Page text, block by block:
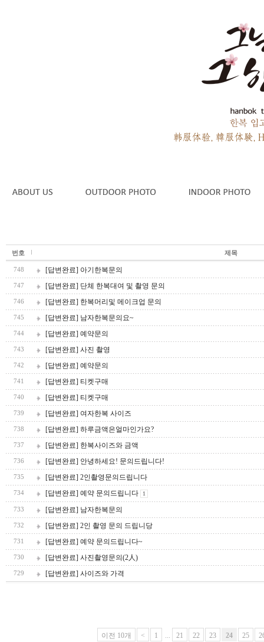
번호 제목
748 [답변완료] 아기한복문의
747 [답변완료] 단체 한복대여 및 촬영 문의
746 [답변완료] 한복머리및 메이크업 문의
745 [답변완료] 남자한복문의요~
744 [답변완료] 예약문의
743 [답변완료] 사진 촬영
742 [답변완료] 예약문의
741 [답변완료] 티켓구매
740 [답변완료] 티켓구매
739 [답변완료] 여자한복 사이즈
738 [답변완료] 하루금액은얼마인가요?
737 [답변완료] 한복사이즈와 금액
736 [답변완료] 안녕하세요! 문의드립니다!
735 [답변완료] 2인촬영문의드립니다
734 [답변완료] 예약 문의드립니다 1
733 [답변완료] 남자한복문의
732 [답변완료] 2인 촬영 문의 드립니당
731 [답변완료] 예약 문의드립니다~
730 [답변완료] 사진촬영문의(2人)
729 [답변완료] 사이즈와 가격
이전 10개 < 1 ... 21 22 23 24 25